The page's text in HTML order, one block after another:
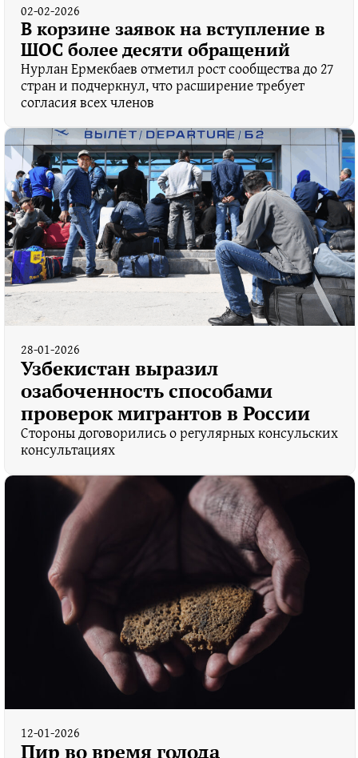
02-02-2026
В корзине заявок на вступление в
ШОС более десяти обращений
Нурлан Ермекбаев отметил рост сообщества до 27
стран и подчеркнул, что расширение требует
согласия всех членов
28-01-2026
Узбекистан выразил
озабоченность способами
проверок мигрантов в России
Стороны договорились о регулярных консульских
консультациях
12-01-2026
Пир во время голода